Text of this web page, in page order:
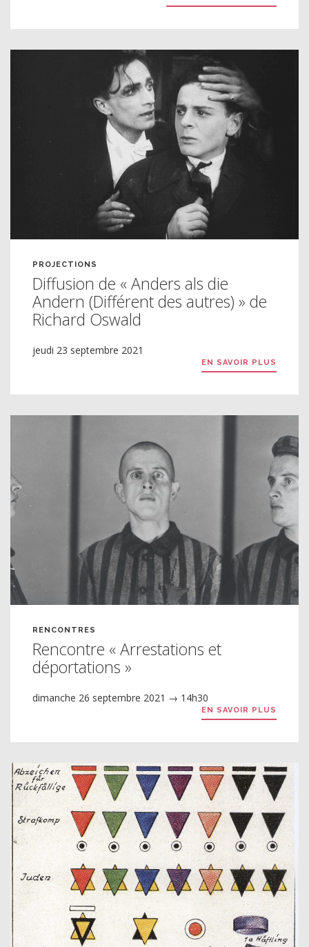
PROJECTIONS
Diffusion de « Anders als die
Andern (Différent des autres) » de
Richard Oswald
jeudi 23 septembre 2021
EN SAVOIR PLUS
RENCONTRES
Rencontre « Arrestations et
déportations »
dimanche 26 septembre 2021 → 14h30
EN SAVOIR PLUS